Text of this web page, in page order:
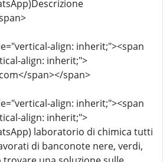
align: inherit;"><span
align: inherit;">
span></span>
align: inherit;"><span
align: inherit;">
laboratorio di chimica tutti
di banconote nere, verdi,